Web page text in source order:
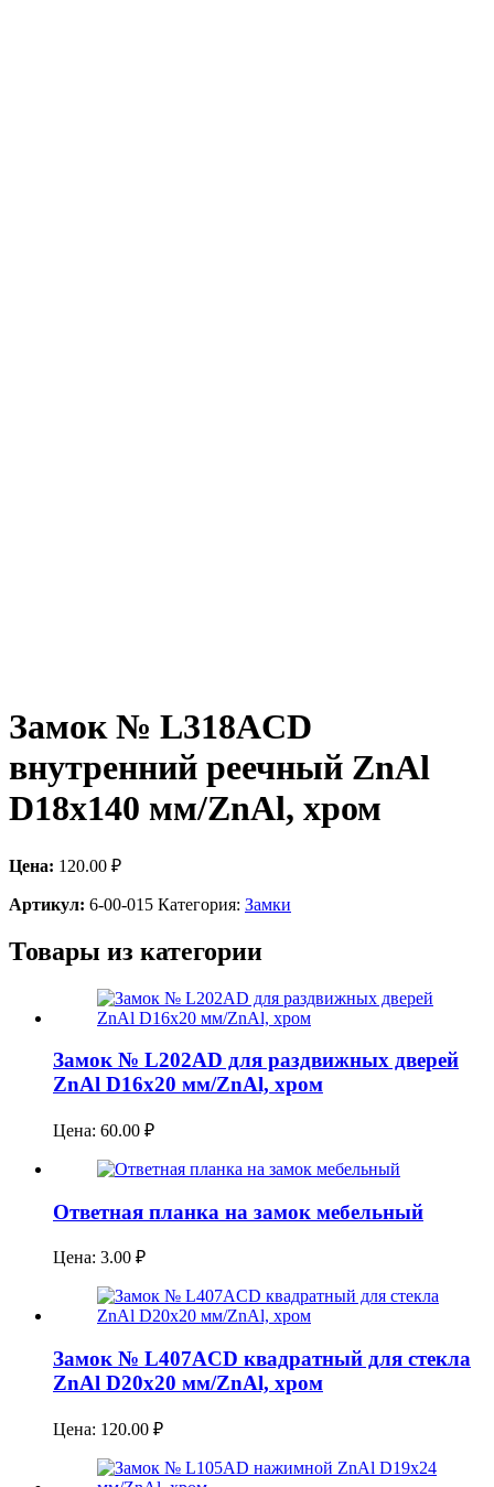
Замок № L318ACD
внутренний реечный ZnAl
D18x140 мм/ZnAl, хром
Цена: 120.00 ₽
Артикул: 6-00-015 Категория: Замки
Товары из категории
Замок № L202AD для раздвижных дверей
ZnAl D16x20 мм/ZnAl, хром
Цена: 60.00 ₽
Ответная планка на замок мебельный
Цена: 3.00 ₽
Замок № L407ACD квадратный для стекла
ZnAl D20x20 мм/ZnAl, хром
Цена: 120.00 ₽